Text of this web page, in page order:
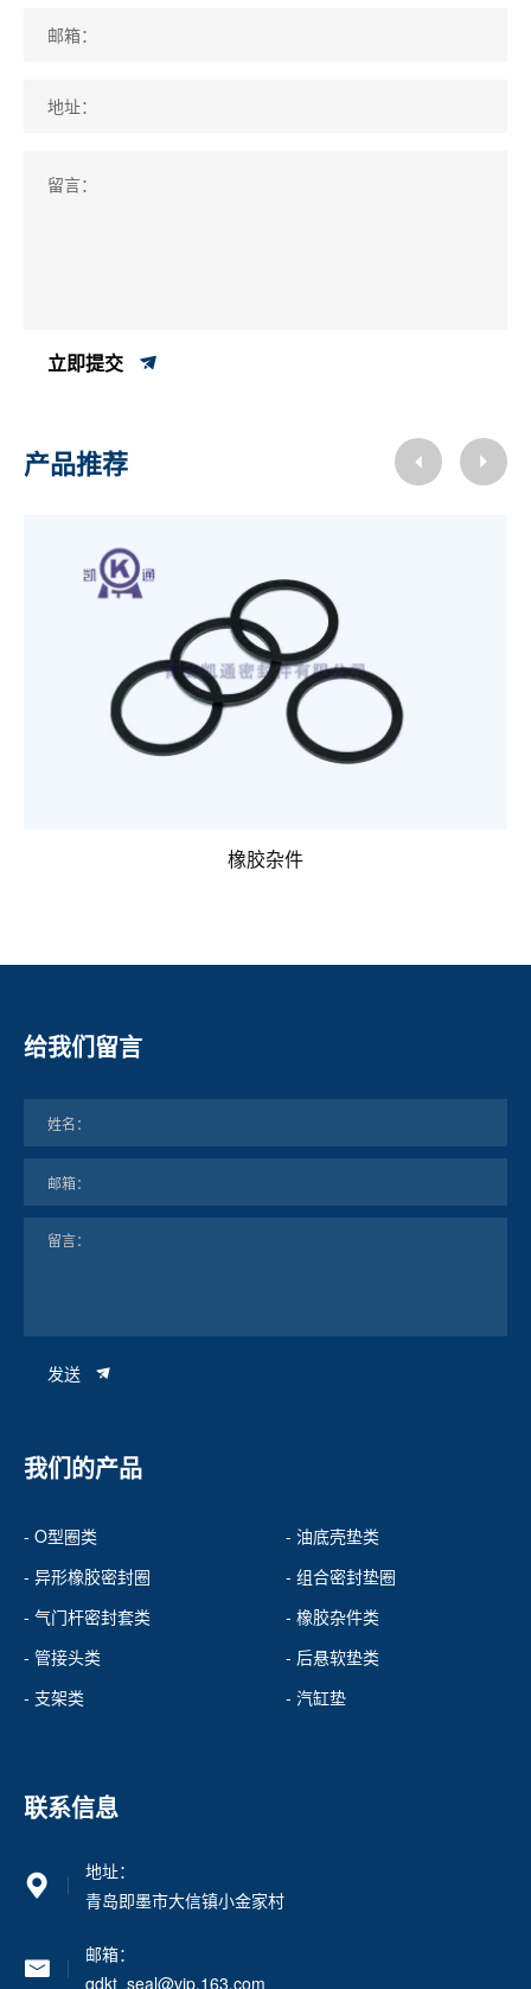
邮箱：
地址：
留言：
立即提交
产品推荐
橡胶杂件
给我们留言
发送
我们的产品
- O型圈类
- 油底壳垫类
- 异形橡胶密封圈
- 组合密封垫圈
- 气门杆密封套类
- 橡胶杂件类
- 管接头类
- 后悬软垫类
- 支架类
- 汽缸垫
联系信息
地址：
青岛即墨市大信镇小金家村
邮箱：
qdkt_seal@vip.163.com